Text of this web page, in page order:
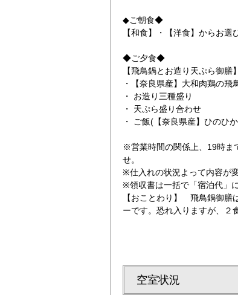
◆ご朝食◆
【和食】・【洋食】からお選
◆ご夕食◆
【飛鳥鍋とお造り天ぷら御膳】
・【奈良県産】大和肉鶏の飛
・ お造り三種盛り
・ 天ぷら盛り合わせ
・ ご飯(【奈良県産】ひのひ
※営業時間の関係上、19時ま
せ。
※仕入れの状況よって内容が
※領収書は一括で「宿泊代」
【おことわり】 飛鳥鍋御膳
ーです。恐れ入りますが、２
飛鳥鍋と
空室状況